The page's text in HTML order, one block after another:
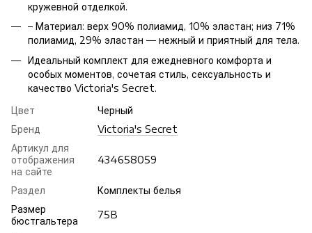
кружевной отделкой.
– Материал: верх 90% полиамид, 10% эластан; низ 71%
полиамид, 29% эластан — нежный и приятный для тела.
Идеальный комплект для ежедневного комфорта и
особых моментов, сочетая стиль, сексуальность и
качество Victoria's Secret.
Цвет
Черный
Бренд
Victoria's Secret
Артикул для
отображения
на сайте
434658059
Раздел
Комплекты белья
Размер
бюстгальтера
75B